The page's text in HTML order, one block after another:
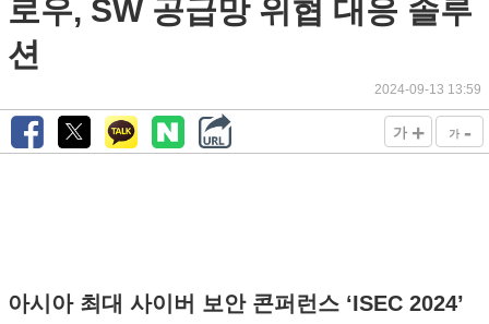
로우, SW 공급망 위협 대응 솔루
션
2024-09-13 13:59
가 + 가 -
아시아 최대 사이버 보안 콘퍼런스 ‘ISEC 2024’